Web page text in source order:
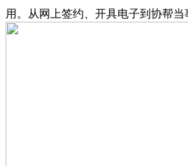
用。从网上签约、开具电子到协帮